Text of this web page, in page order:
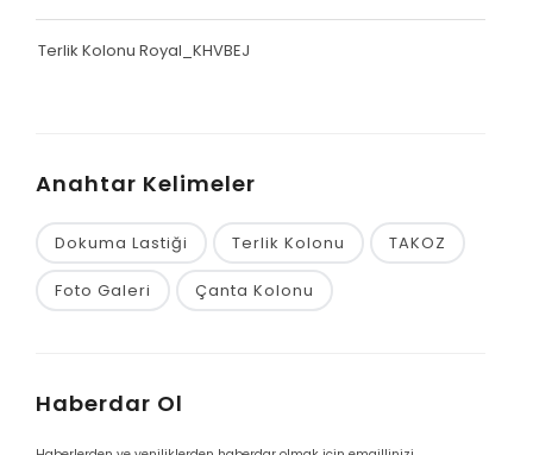
Terlik Kolonu Royal_KHVBEJ
Anahtar Kelimeler
Dokuma Lastiği Terlik Kolonu TAKOZ
Foto Galeri Çanta Kolonu
Haberdar Ol